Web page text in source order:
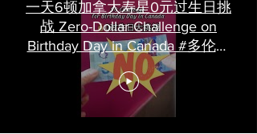
一天6顿加拿大寿星0元过生日挑
战 Zero-Dollar Challenge on
Birthday Day in Canada #多伦多
吃喝玩乐 #多伦多美食
#torontofood